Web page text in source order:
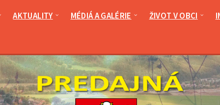
AKTUALITY MÉDIÁ A GALÉRIE ŽIVOT V OBCI